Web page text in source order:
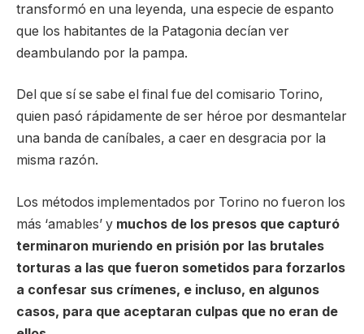
transformó en una leyenda, una especie de espanto
que los habitantes de la Patagonia decían ver
deambulando por la pampa.
Del que sí se sabe el final fue del comisario Torino,
quien pasó rápidamente de ser héroe por desmantelar
una banda de caníbales, a caer en desgracia por la
misma razón.
Los métodos implementados por Torino no fueron los
más ‘amables’ y muchos de los presos que capturó
terminaron muriendo en prisión por las brutales
torturas a las que fueron sometidos para forzarlos
a confesar sus crímenes, e incluso, en algunos
casos, para que aceptaran culpas que no eran de